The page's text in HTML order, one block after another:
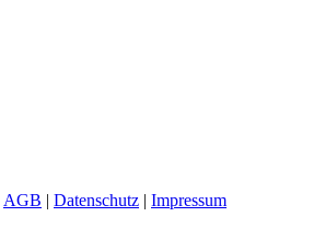
AGB | Datenschutz | Impressum